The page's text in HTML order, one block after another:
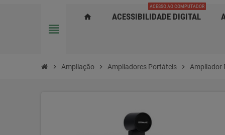
view_headline
home ACESSIBILIDADE DIGITAL
ACESSO AO COMPUTADOR
chevron_right Ampliação chevron_right Ampliadores Portáteis chevron_right Ampliador